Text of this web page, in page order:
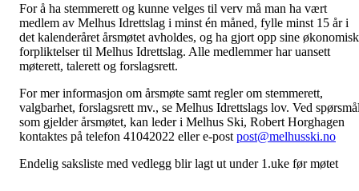
For å ha stemmerett og kunne velges til verv må man ha vært
medlem av Melhus Idrettslag i minst én måned, fylle minst 15 år i
det kalenderåret årsmøtet avholdes, og ha gjort opp sine
forpliktelser til Melhus Idrettslag. Alle medlemmer har uansett
møterett, talerett og forslagsrett.
For mer informasjon om årsmøte samt regler om stemmerett,
valgbarhet, forslagsrett mv., se Melhus Idrettslags lov. Ved
som gjelder årsmøtet, kan leder i Melhus Ski, Robert Horghagen
kontaktes på telefon 41042022 eller e-post post@melhusski.no
Endelig saksliste med vedlegg blir lagt ut under 1.uke før møtet